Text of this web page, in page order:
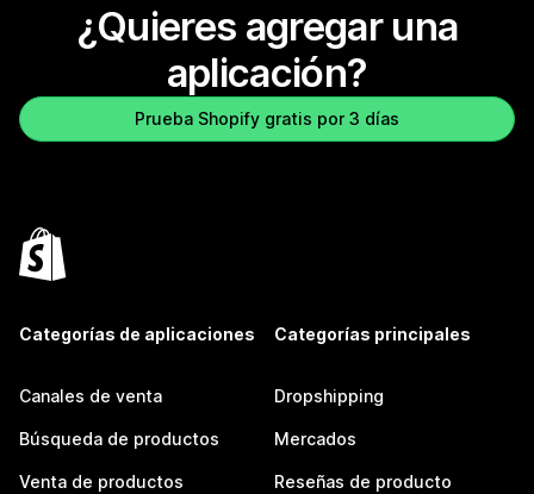
¿Quieres agregar una
aplicación?
Prueba Shopify gratis por 3 días
Categorías de aplicaciones
Canales de venta
Búsqueda de productos
Venta de productos
Categorías principales
Dropshipping
Mercados
Reseñas de producto